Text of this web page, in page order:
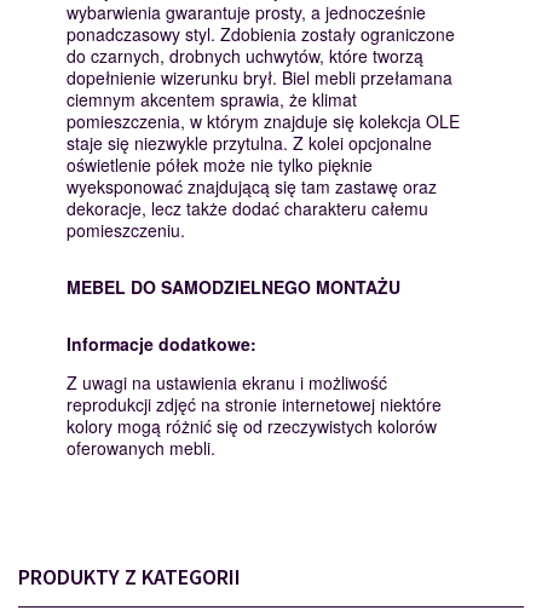
wybarwienia gwarantuje prosty, a jednocześnie
ponadczasowy styl. Zdobienia zostały ograniczone
do czarnych, drobnych uchwytów, które tworzą
dopełnienie wizerunku brył. Biel mebli przełamana
ciemnym akcentem sprawia, że klimat
pomieszczenia, w którym znajduje się kolekcja OLE
staje się niezwykle przytulna. Z kolei opcjonalne
oświetlenie półek może nie tylko pięknie
wyeksponować znajdującą się tam zastawę oraz
dekoracje, lecz także dodać charakteru całemu
pomieszczeniu.
MEBEL DO SAMODZIELNEGO MONTAŻU
Informacje dodatkowe:
Z uwagi na ustawienia ekranu i możliwość
reprodukcji zdjęć na stronie internetowej niektóre
kolory mogą różnić się od rzeczywistych kolorów
oferowanych mebli.
PRODUKTY Z KATEGORII